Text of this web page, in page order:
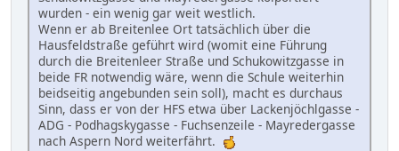
wurden - ein wenig gar weit westlich.
Wenn er ab Breitenlee Ort tatsächlich über die
Hausfeldstraße geführt wird (womit eine Führung
durch die Breitenleer Straße und Schukowitzgasse in
beide FR notwendig wäre, wenn die Schule weiterhin
beidseitig angebunden sein soll), macht es durchaus
Sinn, dass er von der HFS etwa über Lackenjöchlgasse -
ADG - Podhagskygasse - Fuchsenzeile - Mayredergasse
nach Aspern Nord weiterfährt.